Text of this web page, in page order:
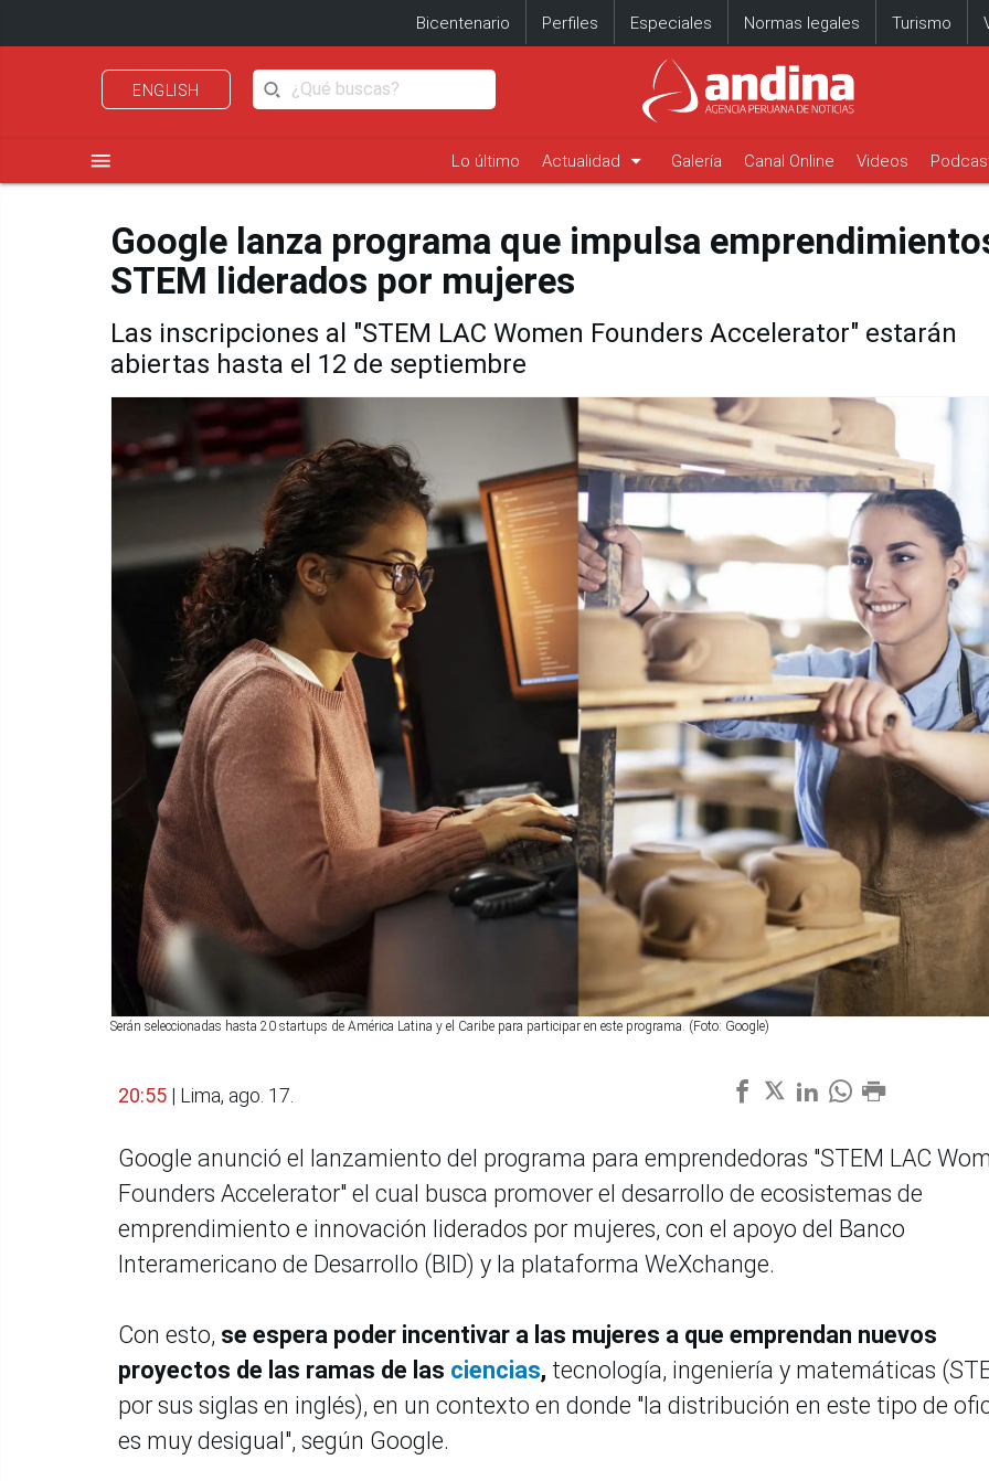
Bicentenario Perfiles Especiales Normas legales Turismo
ENGLISH
menu Lo último Actualidad arrow_drop_down Galería Canal Online Videos
Google lanza programa que impulsa
STEM liderados por mujeres
Las inscripciones al "STEM LAC Women Founders Accelerator" estarán
abiertas hasta el 12 de septiembre
Serán seleccionadas hasta 20 startups de América Latina y el Caribe para participar en este programa. (Foto: Google)
20:55 | Lima, ago. 17.
Google anunció el lanzamiento del programa para emprendedoras "STEM LAC
Founders Accelerator" el cual busca promover el desarrollo de ecosistemas de
emprendimiento e innovación liderados por mujeres, con el apoyo del Banco
Interamericano de Desarrollo (BID) y la plataforma WeXchange.
Con esto, se espera poder incentivar a las mujeres a que emprendan nuevos
proyectos de las ramas de las ciencias, tecnología, ingeniería y matemáticas
por sus siglas en inglés), en un contexto en donde "la distribución en este tipo de
es muy desigual", según Google.